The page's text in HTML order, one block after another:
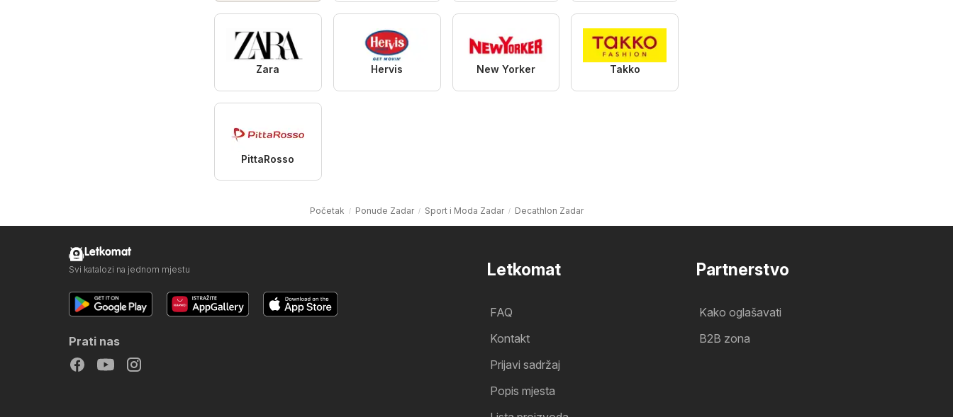
Zara Hervis New Yorker Takko
PittaRosso
Početak Ponude Zadar Sport i Moda Zadar Decathlon Zadar
Letkomat
FAQ
Kontakt
Prijavi sadržaj
Popis mjesta
Partnerstvo
Kako oglašavati
B2B zona
Letkomat
Svi katalozi na jednom mjestu
Prati nas